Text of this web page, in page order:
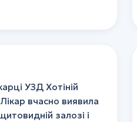
УЗД Хотіній
Лікар вчасно виявила
залозі і